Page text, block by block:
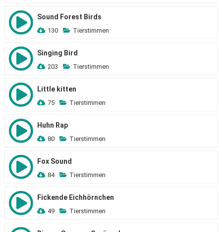
Sound Forest Birds
130 Tierstimmen
Singing Bird
203 Tierstimmen
Little kitten
75 Tierstimmen
Huhn Rap
80 Tierstimmen
Fox Sound
84 Tierstimmen
Fickende Eichhörnchen
49 Tierstimmen